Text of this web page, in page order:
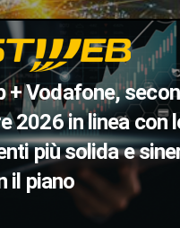
+ Vodafone,
2026 in linea con
più solida e
il piano